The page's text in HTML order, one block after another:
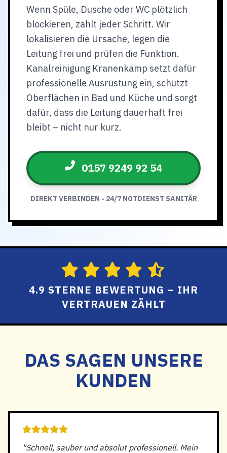
Wenn Spüle, Dusche oder WC plötzlich
blockieren, zählt jeder Schritt. Wir
lokalisieren die Ursache, legen die
Leitung frei und prüfen die Funktion.
Kanalreinigung Kranenkamp setzt dafür
professionelle Ausrüstung ein, schützt
Oberflächen in Bad und Küche und sorgt
dafür, dass die Leitung dauerhaft frei
bleibt – nicht nur kurz.
0157 9249 92 54
DIREKT VERBINDEN - 24/7 NOTDIENST SANITÄR
4.9 STERNE BEWERTUNG – IHR
VERTRAUEN ZÄHLT
DAS SAGEN UNSERE
KUNDEN
"Schnell, sauber und absolut professionell. Mein